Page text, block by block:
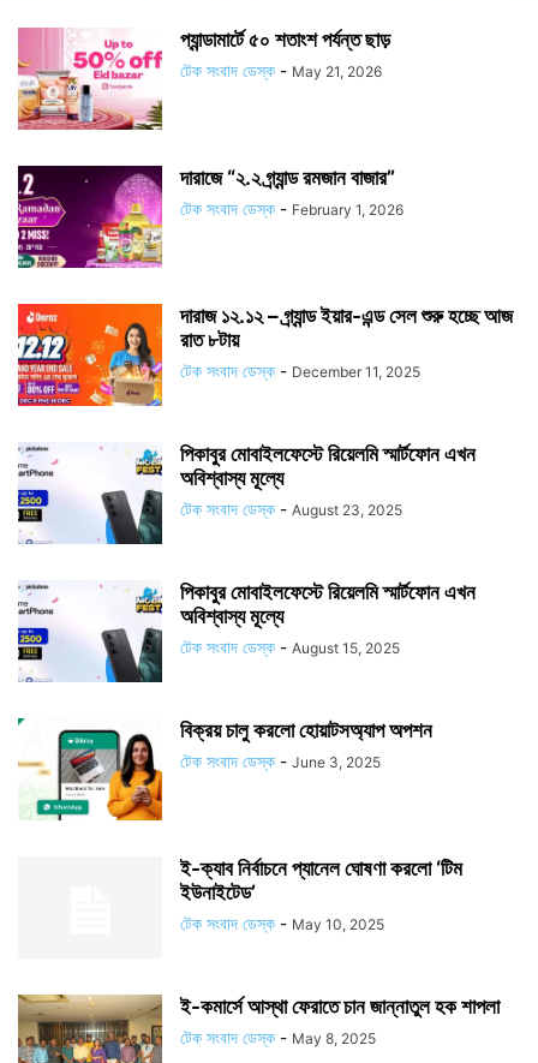
প্যান্ডামার্টে ৫০ শতাংশ পর্যন্ত ছাড়
টেক সংবাদ ডেস্ক - May 21, 2026
দারাজে “২.২ গ্র্যান্ড রমজান বাজার”
টেক সংবাদ ডেস্ক - February 1, 2026
দারাজ ১২.১২ – গ্র্যান্ড ইয়ার-এন্ড সেল শুরু হচ্ছে আজ
রাত ৮টায়
টেক সংবাদ ডেস্ক - December 11, 2025
পিকাবুর মোবাইলফেস্টে রিয়েলমি স্মার্টফোন এখন
অবিশ্বাস্য মূল্যে
টেক সংবাদ ডেস্ক - August 23, 2025
পিকাবুর মোবাইলফেস্টে রিয়েলমি স্মার্টফোন এখন
অবিশ্বাস্য মূল্যে
টেক সংবাদ ডেস্ক - August 15, 2025
বিক্রয় চালু করলো হোয়াটসঅ্যাপ অপশন
টেক সংবাদ ডেস্ক - June 3, 2025
ই-ক্যাব নির্বাচনে প্যানেল ঘোষণা করলো ‘টিম
ইউনাইটেড’
টেক সংবাদ ডেস্ক - May 10, 2025
ই-কমার্সে আস্থা ফেরাতে চান জান্নাতুল হক শাপলা
টেক সংবাদ ডেস্ক - May 8, 2025